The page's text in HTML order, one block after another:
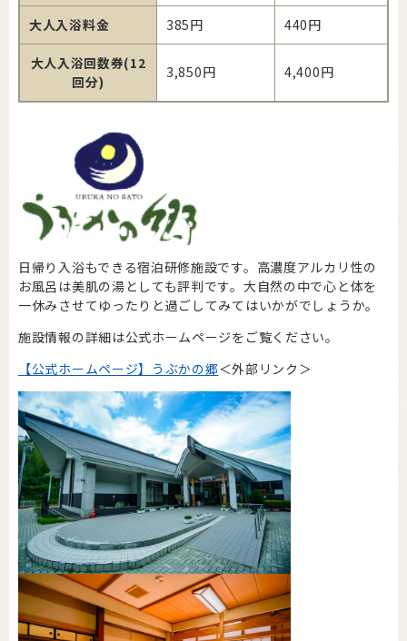
大人入浴料金 385円 440円
大人入浴回数券(12
回分)
3,850円 4,400円
日帰り入浴もできる宿泊研修施設です。高濃度アルカリ性の
お風呂は美肌の湯としても評判です。大自然の中で心と体を
一休みさせてゆったりと過ごしてみてはいかがでしょうか。
施設情報の詳細は公式ホームページをご覧ください。
【公式ホームページ】うぶかの郷＜外部リンク＞